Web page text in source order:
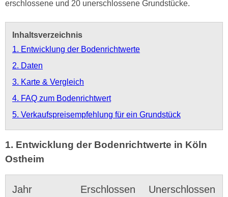
erschlossene und 20 unerschlossene Grundstücke.
Inhaltsverzeichnis
1. Entwicklung der Bodenrichtwerte
2. Daten
3. Karte & Vergleich
4. FAQ zum Bodenrichtwert
5. Verkaufspreisempfehlung für ein Grundstück
1. Entwicklung der Bodenrichtwerte in Köln
Ostheim
Jahr Erschlossen
Unerschlossen